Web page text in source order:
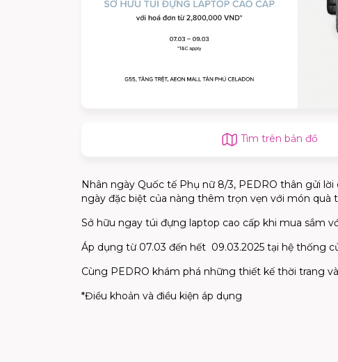
Tìm trên bản đồ
Nhân ngày Quốc tế Phụ nữ 8/3, PEDRO thân gửi
ngày đặc biệt của nàng thêm trọn vẹn với món quà
Sở hữu ngay túi đựng laptop cao cấp khi mua sắm
Áp dụng từ 07.03 đến hết 09.03.2025 tại hệ thống
Cùng PEDRO khám phá những thiết kế thời trang
*Điều khoản và điều kiện áp dụng